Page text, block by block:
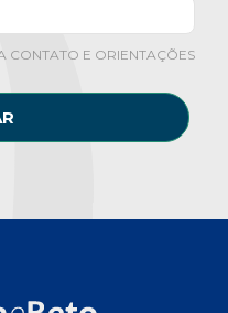
CONTATO E ORIENTAÇÕES